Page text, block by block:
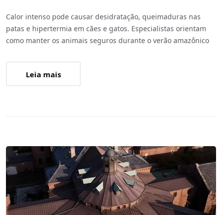
Calor intenso pode causar desidratação, queimaduras nas
patas e hipertermia em cães e gatos. Especialistas orientam
como manter os animais seguros durante o verão amazônico
Leia mais